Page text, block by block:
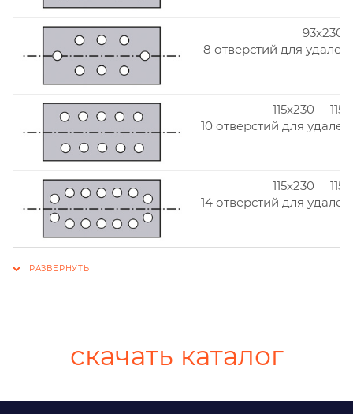
93x230
8 отверстий для
115x230
10 отверстий для
115x230
14 отверстий для
скачать каталог